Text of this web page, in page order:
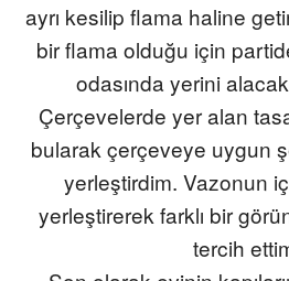
ayrı kesilip flama haline
bir flama olduğu için
odasında yerini
Çerçevelerde yer alan
bularak çerçeveye uygun
yerleştirdim. Vazonun
yerleştirerek farklı bir
tercih